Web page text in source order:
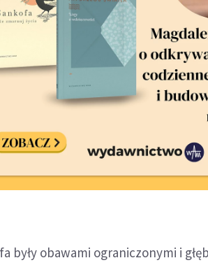
były obawami ograniczonymi i